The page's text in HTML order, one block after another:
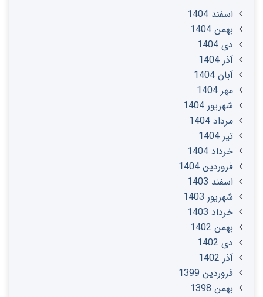
اسفند 1404
بهمن 1404
دی 1404
آذر 1404
آبان 1404
مهر 1404
شهریور 1404
مرداد 1404
تير 1404
خرداد 1404
فروردین 1404
اسفند 1403
شهریور 1403
خرداد 1403
بهمن 1402
دی 1402
آذر 1402
فروردین 1399
بهمن 1398